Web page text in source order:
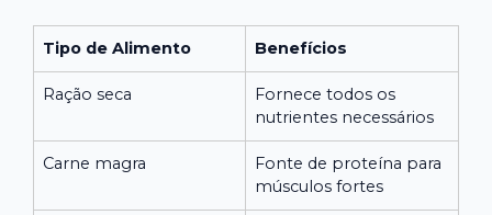
Tipo de Alimento Benefícios
Ração seca
Fornece todos os
nutrientes necessários
Carne magra
Fonte de proteína para
músculos fortes